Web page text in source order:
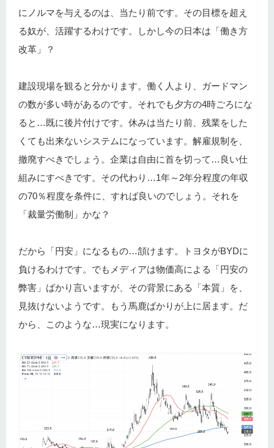
にノルマを与えるのは、当たり前です。その目標を超え
る奴が、活躍するわけです。しかし今の日本は「働き方
改革」？
建設現場を観ると分かります。働く人より、ガードマン
の数が多い時があるのです。それでも夕方の4時ごろにな
ると…既に後片付けです。休みは当たり前、残業をした
くても出来ないシステムになっています。解雇規制を、
撤廃すべきでしょう。企業は自由に首を切って…良い仕
組みにすべきです。その代わり…1年～2年分程度の年収
の70％程度を条件に、すれば良いのでしょう。それを
「裁量労働制」かな？
だから「円安」になるもの…頷けます。トヨタがBYDに
負けるわけです。でもメディアは物価高による「円安の
弊害」ばかり言いますが、その背景にある「本質」を、
見抜けないようです。もう馬鹿ばかりが上に居ます。だ
から、このような…現実になります。